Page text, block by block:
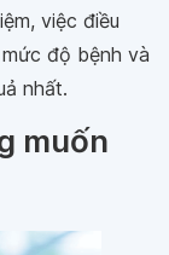
việc điều
độ bệnh và
nhất.
muốn